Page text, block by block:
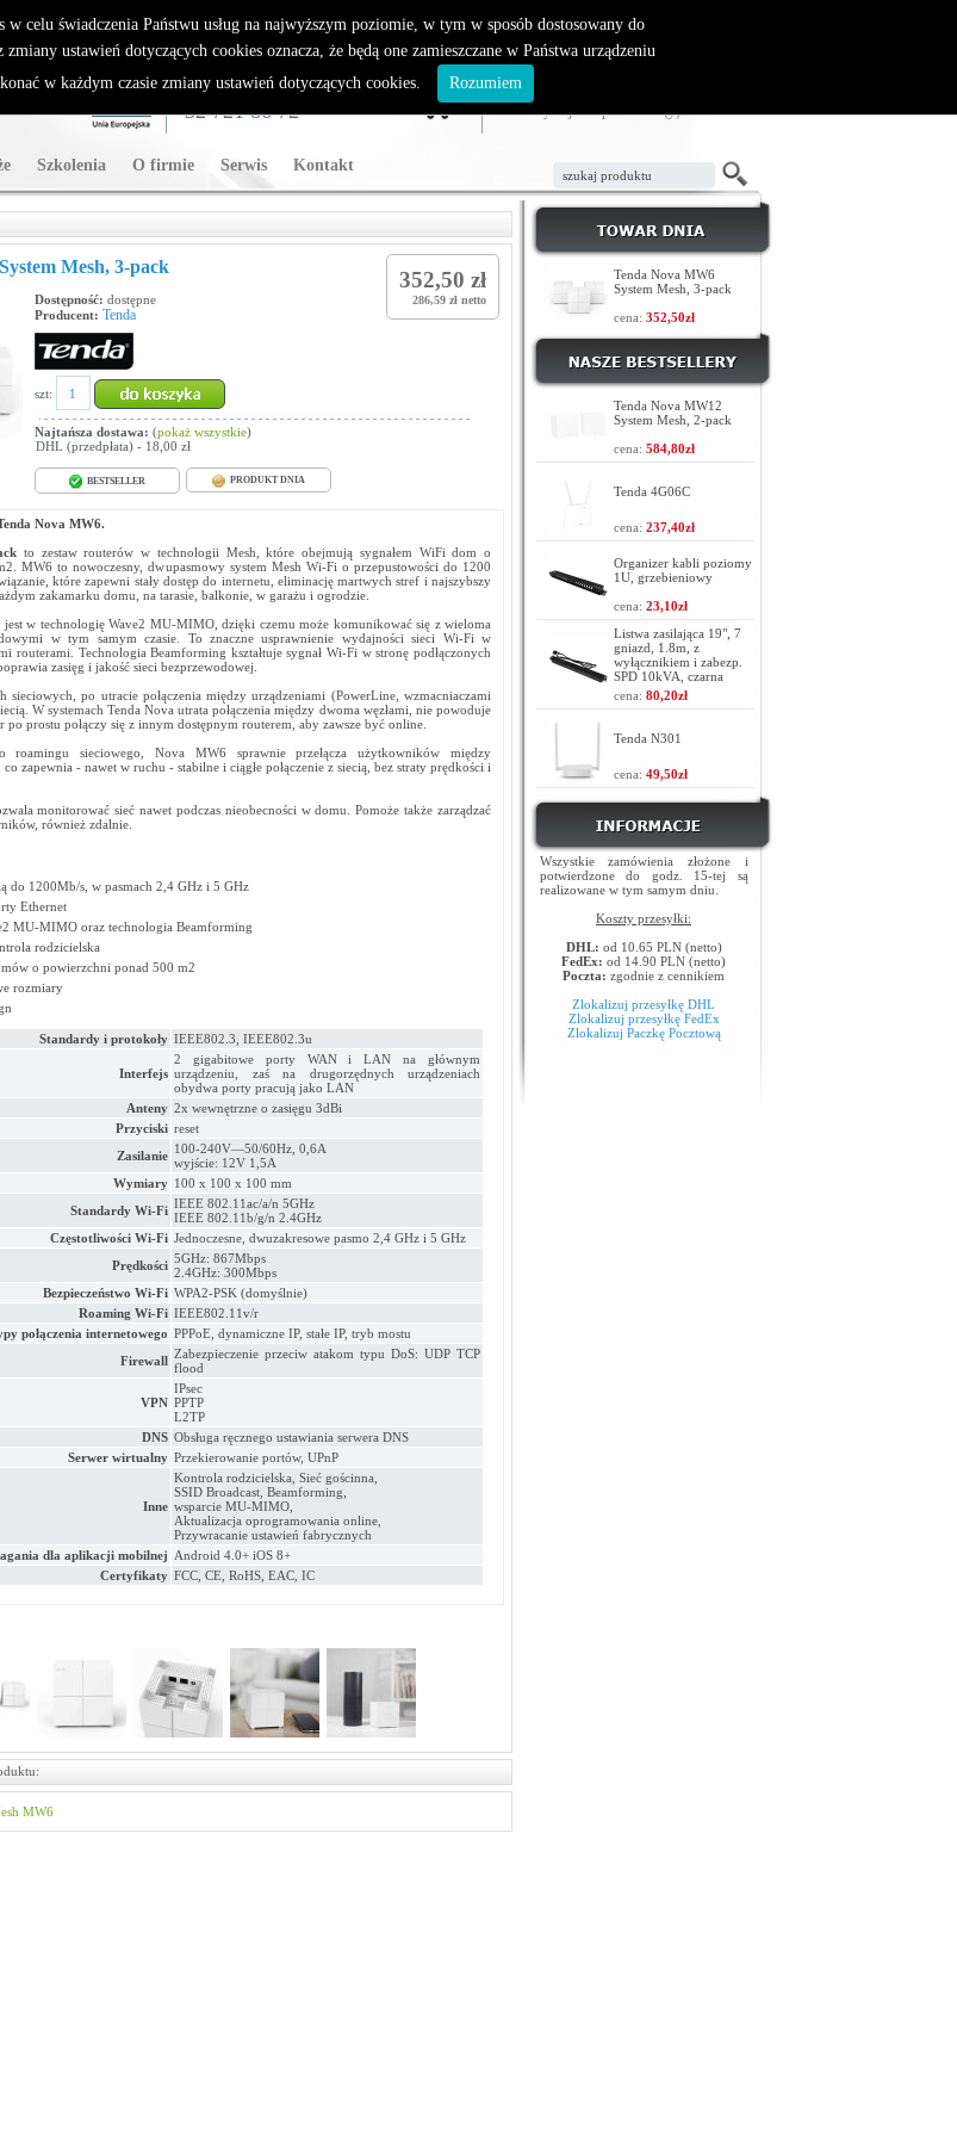
Szkolenia O firmie Serwis Kontakt
WSPARCIE TECHNICZNE
32 721 86 72
TWÓJ KOSZYK
W koszyku jest 0 produktów(y)
ZAŁÓŻ KONTO LOGOWANIE
Mesh, 3-pack
352,50 zł
286,59 zł netto
Dostępność: dostępne
Producent: Tenda
szt:
Najtańsza dostawa: (pokaż wszystkie)
DHL (przedpłata) - 18,00 zł
BESTSELLER PRODUKT DNIA
Nova MW6.
to zestaw routerów w technologii Mesh, które obejmują sygnałem WiFi dom o
MW6 to nowoczesny, dwupasmowy system Mesh Wi-Fi o przepustowości do 1200
które zapewni stały dostęp do internetu, eliminację martwych stref i najszybszy
zakamarku domu, na tarasie, balkonie, w garażu i ogrodzie.
jest w technologię Wave2 MU-MIMO, dzięki czemu może komunikować się z wieloma
w tym samym czasie. To znaczne usprawnienie wydajności sieci Wi-Fi w
routerami. Technologia Beamforming kształtuje sygnał Wi-Fi w stronę podłączonych
zasięg i jakość sieci bezprzewodowej.
sieciowych, po utracie połączenia między urządzeniami (PowerLine, wzmacniaczami
W systemach Tenda Nova utrata połączenia między dwoma węzłami, nie powoduje
po prostu połączy się z innym dostępnym routerem, aby zawsze być online.
roamingu sieciowego, Nova MW6 sprawnie przełącza użytkowników między
zapewnia - nawet w ruchu - stabilne i ciągłe połączenie z siecią, bez straty prędkości i
monitorować sieć nawet podczas nieobecności w domu. Pomoże także zarządzać
również zdalnie.
do 1200Mb/s, w pasmach 2,4 GHz i 5 GHz
Ethernet
MU-MIMO oraz technologia Beamforming
rodzicielska
o powierzchni ponad 500 m2
rozmiary
Standardy i protokoły IEEE802.3, IEEE802.3u
Interfejs
2 gigabitowe porty WAN i LAN na głównym
urządzeniu, zaś na drugorzędnych urządzeniach
obydwa porty pracują jako LAN
Anteny 2x wewnętrzne o zasięgu 3dBi
Przyciski reset
Zasilanie 100-240V—50/60Hz, 0,6A
wyjście: 12V 1,5A
Wymiary 100 x 100 x 100 mm
Standardy Wi-Fi IEEE 802.11ac/a/n 5GHz
IEEE 802.11b/g/n 2.4GHz
Częstotliwości Wi-Fi Jednoczesne, dwuzakresowe pasmo 2,4 GHz i 5 GHz
Prędkości 5GHz: 867Mbps
2.4GHz: 300Mbps
Bezpieczeństwo Wi-Fi WPA2-PSK (domyślnie)
Roaming Wi-Fi IEEE802.11v/r
połączenia internetowego PPPoE, dynamiczne IP, stałe IP, tryb mostu
Firewall Zabezpieczenie przeciw atakom typu DoS: UDP TCP
flood
VPN
IPsec
PPTP
L2TP
DNS Obsługa ręcznego ustawiania serwera DNS
Serwer wirtualny Przekierowanie portów, UPnP
Inne
Kontrola rodzicielska, Sieć gościnna,
SSID Broadcast, Beamforming,
wsparcie MU-MIMO,
Aktualizacja oprogramowania online,
Przywracanie ustawień fabrycznych
dla aplikacji mobilnej Android 4.0+ iOS 8+
Certyfikaty FCC, CE, RoHS, EAC, IC
MW6
Tenda Nova MW6
System Mesh, 3-pack
cena: 352,50zł
Tenda Nova MW12
System Mesh, 2-pack
cena: 584,80zł
Tenda 4G06C
cena: 237,40zł
Organizer kabli poziomy
1U, grzebieniowy
cena: 23,10zł
Listwa zasilająca 19", 7
gniazd, 1.8m, z
wyłącznikiem i zabezp.
SPD 10kVA, czarna
cena: 80,20zł
Tenda N301
cena: 49,50zł
Wszystkie zamówienia złożone i
potwierdzone do godz. 15-tej są
realizowane w tym samym dniu.
Koszty przesyłki:
DHL: od 10.65 PLN (netto)
FedEx: od 14.90 PLN (netto)
Poczta: zgodnie z cennikiem
Zlokalizuj przesyłkę DHL
Zlokalizuj przesyłkę FedEx
Zlokalizuj Paczkę Pocztową
celu świadczenia Państwu usług na najwyższym poziomie, w tym w sposób dostosowany do
ustawień dotyczących cookies oznacza, że będą one zamieszczane w Państwa urządzeniu
w każdym czasie zmiany ustawień dotyczących cookies.
Rozumiem